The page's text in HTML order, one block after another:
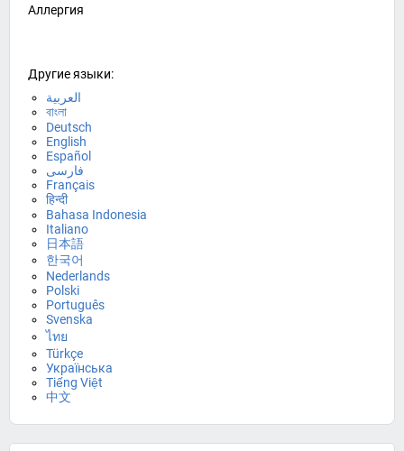
Аллергия
Другие языки:
العربية
বাংলা
Deutsch
English
Español
فارسی
Français
हिन्दी
Bahasa Indonesia
Italiano
日本語
한국어
Nederlands
Polski
Português
Svenska
ไทย
Türkçe
Українська
Tiếng Việt
中文